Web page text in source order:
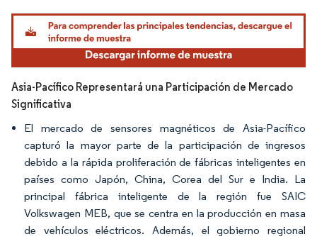
Imagen © Mordor Intelligence. El uso requiere atribución según CC BY 4.0.
Asia-Pacífico Representará una Participación de Mercado
Significativa
El mercado de sensores magnéticos de Asia-Pacífico
capturó la mayor parte de la participación de ingresos
debido a la rápida proliferación de fábricas inteligentes en
países como Japón, China, Corea del Sur e India. La
principal fábrica inteligente de la región fue SAIC
Volkswagen MEB, que se centra en la producción en masa
de vehículos eléctricos. Además, el gobierno regional